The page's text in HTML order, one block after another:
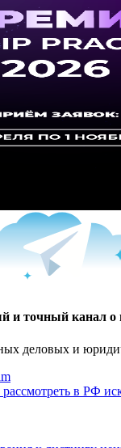
и точный канал о
деловых и
в РФ